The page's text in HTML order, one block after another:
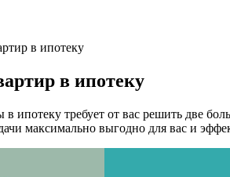
в ипотеку
в ипотеку
ипотеку требует от вас решить две
максимально выгодно для вас и